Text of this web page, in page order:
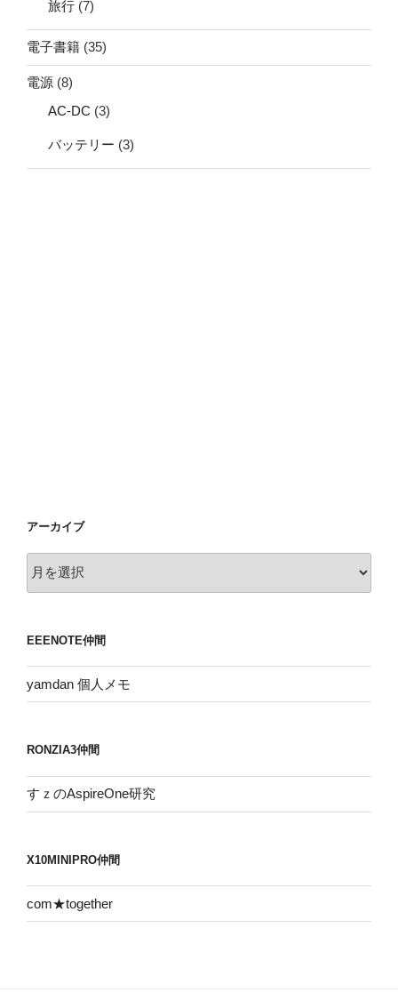
旅行 (7)
電子書籍 (35)
電源 (8)
AC-DC (3)
バッテリー (3)
アーカイブ
ー
ブ
EEENOTE仲間
yamdan 個人メモ
RONZIA3仲間
すｚのAspireOne研究
X10MINIPRO仲間
com★together